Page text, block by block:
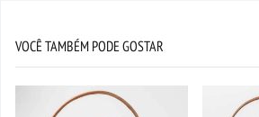
VOCÊ TAMBÉM PODE GOSTAR